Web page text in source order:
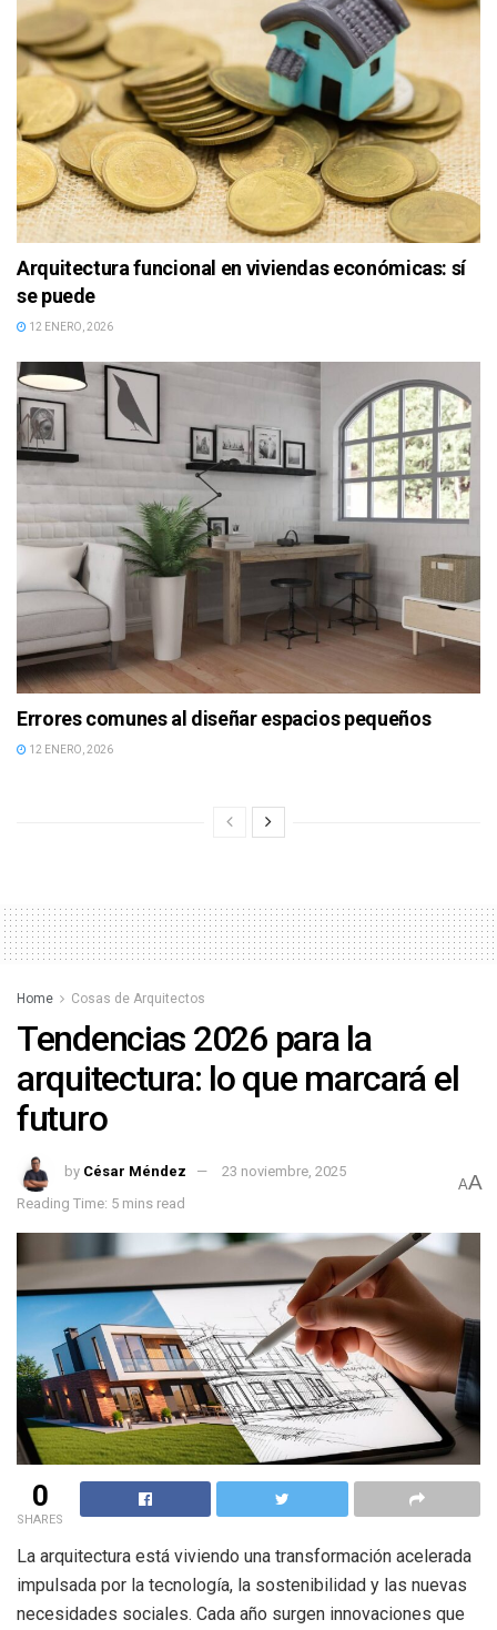
Arquitectura funcional en viviendas económicas: sí
se puede
12 ENERO, 2026
Errores comunes al diseñar espacios pequeños
12 ENERO, 2026
Home Cosas de Arquitectos
Tendencias 2026 para la
arquitectura: lo que marcará el
futuro
by César Méndez
23 noviembre, 2025
Reading Time: 5 mins read
AA
0
SHARES
La arquitectura está viviendo una transformación acelerada
impulsada por la tecnología, la sostenibilidad y las nuevas
necesidades sociales. Cada año surgen innovaciones que